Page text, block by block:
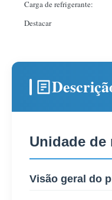
Carga de refrigerante:
Destacar
Unidade de
Visão geral do